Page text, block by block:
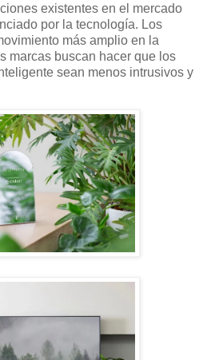
existentes en el mercado
por la tecnología. Los
más amplio en la
marcas buscan hacer que los
sean menos intrusivos y